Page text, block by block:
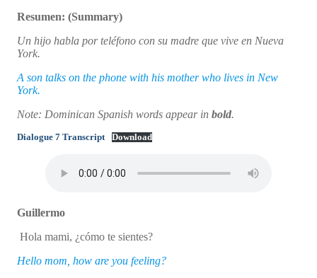
Resumen: (Summary)
Un hijo habla por teléfono con su madre que vive en Nueva
York.
A son talks on the phone with his mother who lives in New
York.
Note: Dominican Spanish words appear in bold.
Dialogue 7 Transcript Download
Guillermo
Hola mami, ¿cómo te sientes?
Hello mom, how are you feeling?